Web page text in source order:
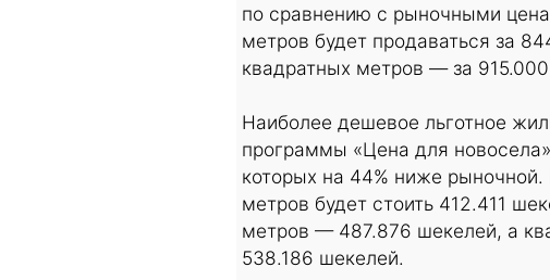
по сравнению с рыночными
метров будет продаваться за
квадратных метров — за
Наиболее дешевое льготное
программы «Цена для
которых на 44% ниже
метров будет стоить 412.411
метров — 487.876 шекелей, а
538.186 шекелей.